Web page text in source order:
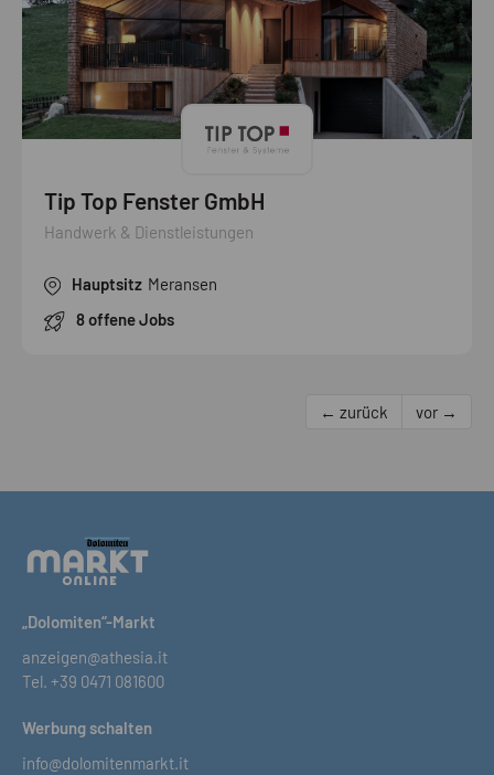
Tip Top Fenster GmbH
Handwerk & Dienstleistungen
Hauptsitz Meransen
8 offene Jobs
← zurück vor →
„Dolomiten“-Markt
anzeigen@athesia.it
Tel. +39 0471 081600
Werbung schalten
info@dolomitenmarkt.it